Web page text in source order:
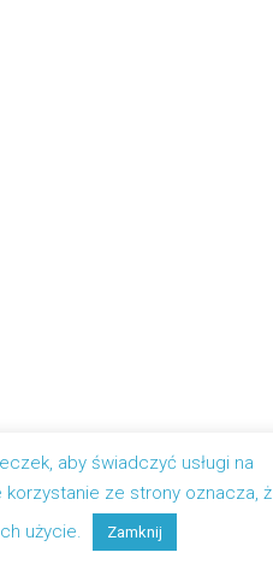
aby świadczyć usługi na
ze strony oznacza,
użycie.
Zamknij